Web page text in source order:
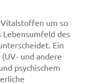
um so
Lebensumfeld des
Ein
und andere
psychischem